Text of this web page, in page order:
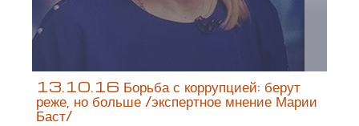
13.10.16 Борьба с коррупцией: берут
реже, но больше /экспертное мнение Марии
Баст/